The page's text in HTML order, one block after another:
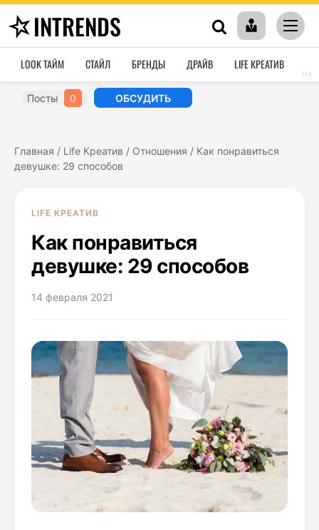
INTRENDS
LOOK ТАЙМ СТАЙЛ БРЕНДЫ ДРАЙВ LIFE КРЕАТИВ
›››
Посты 0 ОБСУДИТЬ
Главная / Life Креатив / Отношения / Как понравиться
девушке: 29 способов
LIFE КРЕАТИВ
Как понравиться
девушке: 29 способов
14 февраля 2021